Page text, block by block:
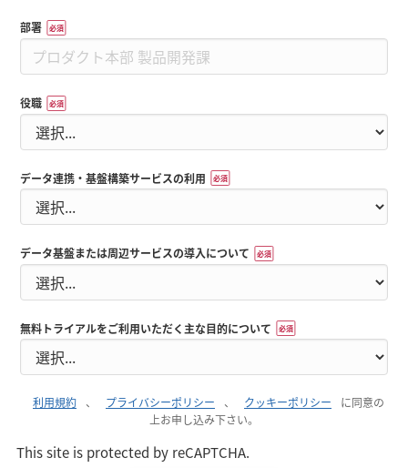
部署
役職
データ連携・基盤構築サービスの利用
データ基盤または周辺サービスの導入について
無料トライアルをご利用いただく主な目的について
利用規約 、 プライバシーポリシー 、 クッキーポリシー に同意の
上お申し込み下さい。
This site is protected by reCAPTCHA.